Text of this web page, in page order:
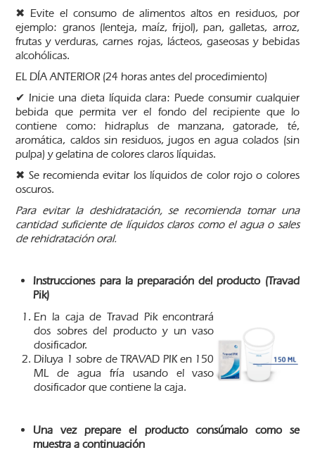
✖ Evite el consumo de alimentos altos en residuos, por
ejemplo: granos (lenteja, maíz, frijol), pan, galletas, arroz,
frutas y verduras, carnes rojas, lácteos, gaseosas y bebidas
alcohólicas.
EL DÍA ANTERIOR (24 horas antes del procedimiento)
✔ Inicie una dieta líquida clara: Puede consumir cualquier
bebida que permita ver el fondo del recipiente que lo
contiene como: hidraplus de manzana, gatorade, té,
aromática, caldos sin residuos, jugos en agua colados (sin
pulpa) y gelatina de colores claros líquidas.
✖ Se recomienda evitar los líquidos de color rojo o colores
oscuros.
Para evitar la deshidratación, se recomienda tomar una
cantidad suficiente de líquidos claros como el agua o sales
de rehidratación oral.
Instrucciones para la preparación del producto (Travad
Pik)
En la caja de Travad Pik encontrará
dos sobres del producto y un vaso
dosificador.
Diluya 1 sobre de TRAVAD PIK en 150
ML de agua fría usando el vaso
dosificador que contiene la caja.
Una vez prepare el producto consúmalo como se
muestra a continuación